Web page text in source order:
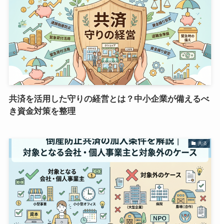
共済を活用した守りの経営とは？中小企業が備えるべ
き資金対策を整理
共済